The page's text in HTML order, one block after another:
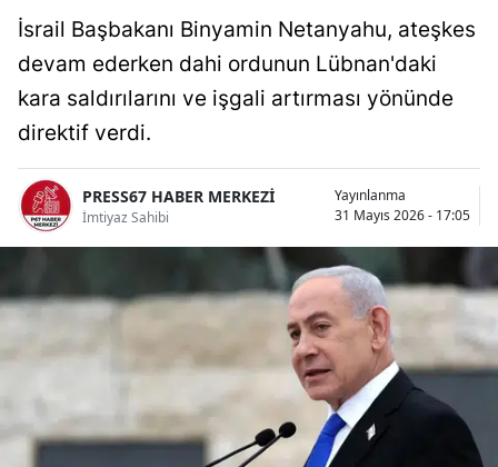
İsrail Başbakanı Binyamin Netanyahu, ateşkes
devam ederken dahi ordunun Lübnan'daki
kara saldırılarını ve işgali artırması yönünde
direktif verdi.
PRESS67 HABER MERKEZİ
İmtiyaz Sahibi
Yayınlanma
31 Mayıs 2026 - 17:05